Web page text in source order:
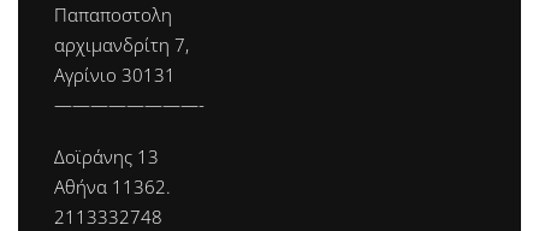
Παπαποστολη
αρχιμανδρίτη 7,
Αγρίνιο 30131
————————-
Δοϊράνης 13
Αθήνα 11362.
2113332748